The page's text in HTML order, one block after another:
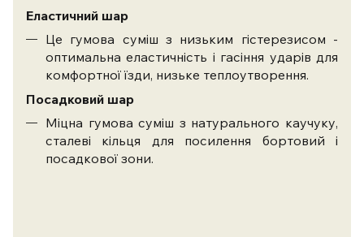
Еластичний шар
Це гумова суміш з низьким гістерезисом -
оптимальна еластичність і гасіння ударів для
комфортної їзди, низьке теплоутворення.
Посадковий шар
Міцна гумова суміш з натурального каучуку,
сталеві кільця для посилення бортовий і
посадкової зони.